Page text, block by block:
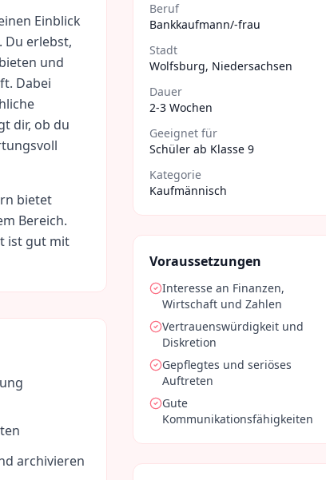
Einblick
Du erlebst,
und
Dabei
dir, ob du
bietet
Bereich.
ist gut mit
archivieren
Beruf
Bankkaufmann/-frau
Stadt
Wolfsburg, Niedersachsen
Dauer
2-3 Wochen
Geeignet für
Schüler ab Klasse 9
Kategorie
Kaufmännisch
Voraussetzungen
Interesse an Finanzen,
Wirtschaft und Zahlen
Vertrauenswürdigkeit und
Diskretion
Gepflegtes und seriöses
Auftreten
Gute
Kommunikationsfähigkeiten